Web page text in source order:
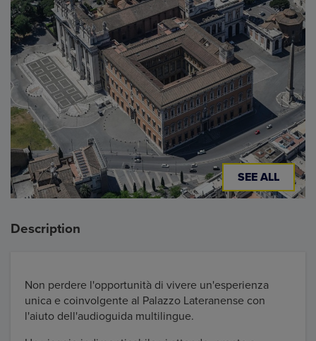
SEE ALL
Description
Non perdere l'opportunità di vivere un'esperienza
unica e coinvolgente al Palazzo Lateranense con
l'aiuto dell'audioguida multilingue.